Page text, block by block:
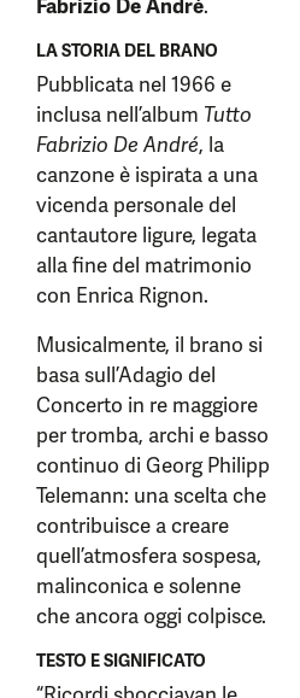
Fabrizio De André.
LA STORIA DEL BRANO
Pubblicata nel 1966 e
inclusa nell’album Tutto
Fabrizio De André, la
canzone è ispirata a una
vicenda personale del
cantautore ligure, legata
alla fine del matrimonio
con Enrica Rignon.
Musicalmente, il brano si
basa sull’Adagio del
Concerto in re maggiore
per tromba, archi e basso
continuo di Georg Philipp
Telemann: una scelta che
contribuisce a creare
quell’atmosfera sospesa,
malinconica e solenne
che ancora oggi colpisce.
TESTO E SIGNIFICATO